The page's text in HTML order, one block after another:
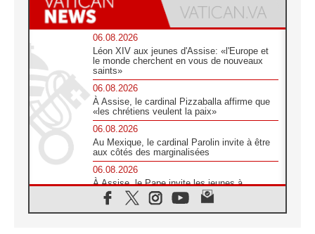
06.08.2026
Léon XIV aux jeunes d'Assise: «l'Europe et
le monde cherchent en vous de nouveaux
saints»
06.08.2026
À Assise, le cardinal Pizzaballa affirme que
«les chrétiens veulent la paix»
06.08.2026
Au Mexique, le cardinal Parolin invite à être
aux côtés des marginalisées
06.08.2026
À Assise, le Pape invite les jeunes à
«construire la civilisation de l'amour»
05.08.2026